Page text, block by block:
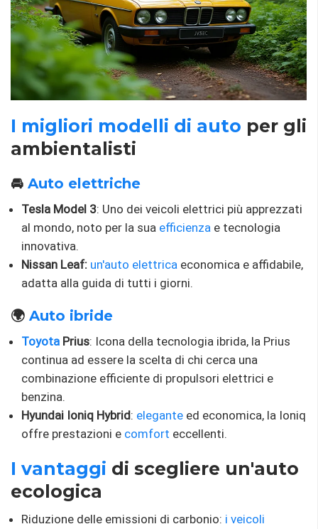
I migliori modelli di auto per gli
ambientalisti
🚘 Auto elettriche
Tesla Model 3: Uno dei veicoli elettrici più apprezzati
al mondo, noto per la sua efficienza e tecnologia
innovativa.
Nissan Leaf: un'auto elettrica economica e affidabile,
adatta alla guida di tutti i giorni.
🌍 Auto ibride
Toyota Prius: Icona della tecnologia ibrida, la Prius
continua ad essere la scelta di chi cerca una
combinazione efficiente di propulsori elettrici e
benzina.
Hyundai Ioniq Hybrid: elegante ed economica, la Ioniq
offre prestazioni e comfort eccellenti.
I vantaggi di scegliere un'auto
ecologica
Riduzione delle emissioni di carbonio: i veicoli